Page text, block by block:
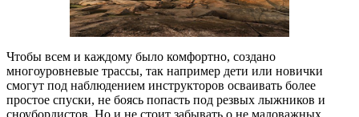
Чтобы всем и каждому было комфортно, создано
многоуровневые трассы, так например дети или новички
смогут под наблюдением инструкторов осваивать более
простое спуски, не боясь попасть под резвых лыжников и
сноубордистов. Но и не стоит забывать о не маловажных